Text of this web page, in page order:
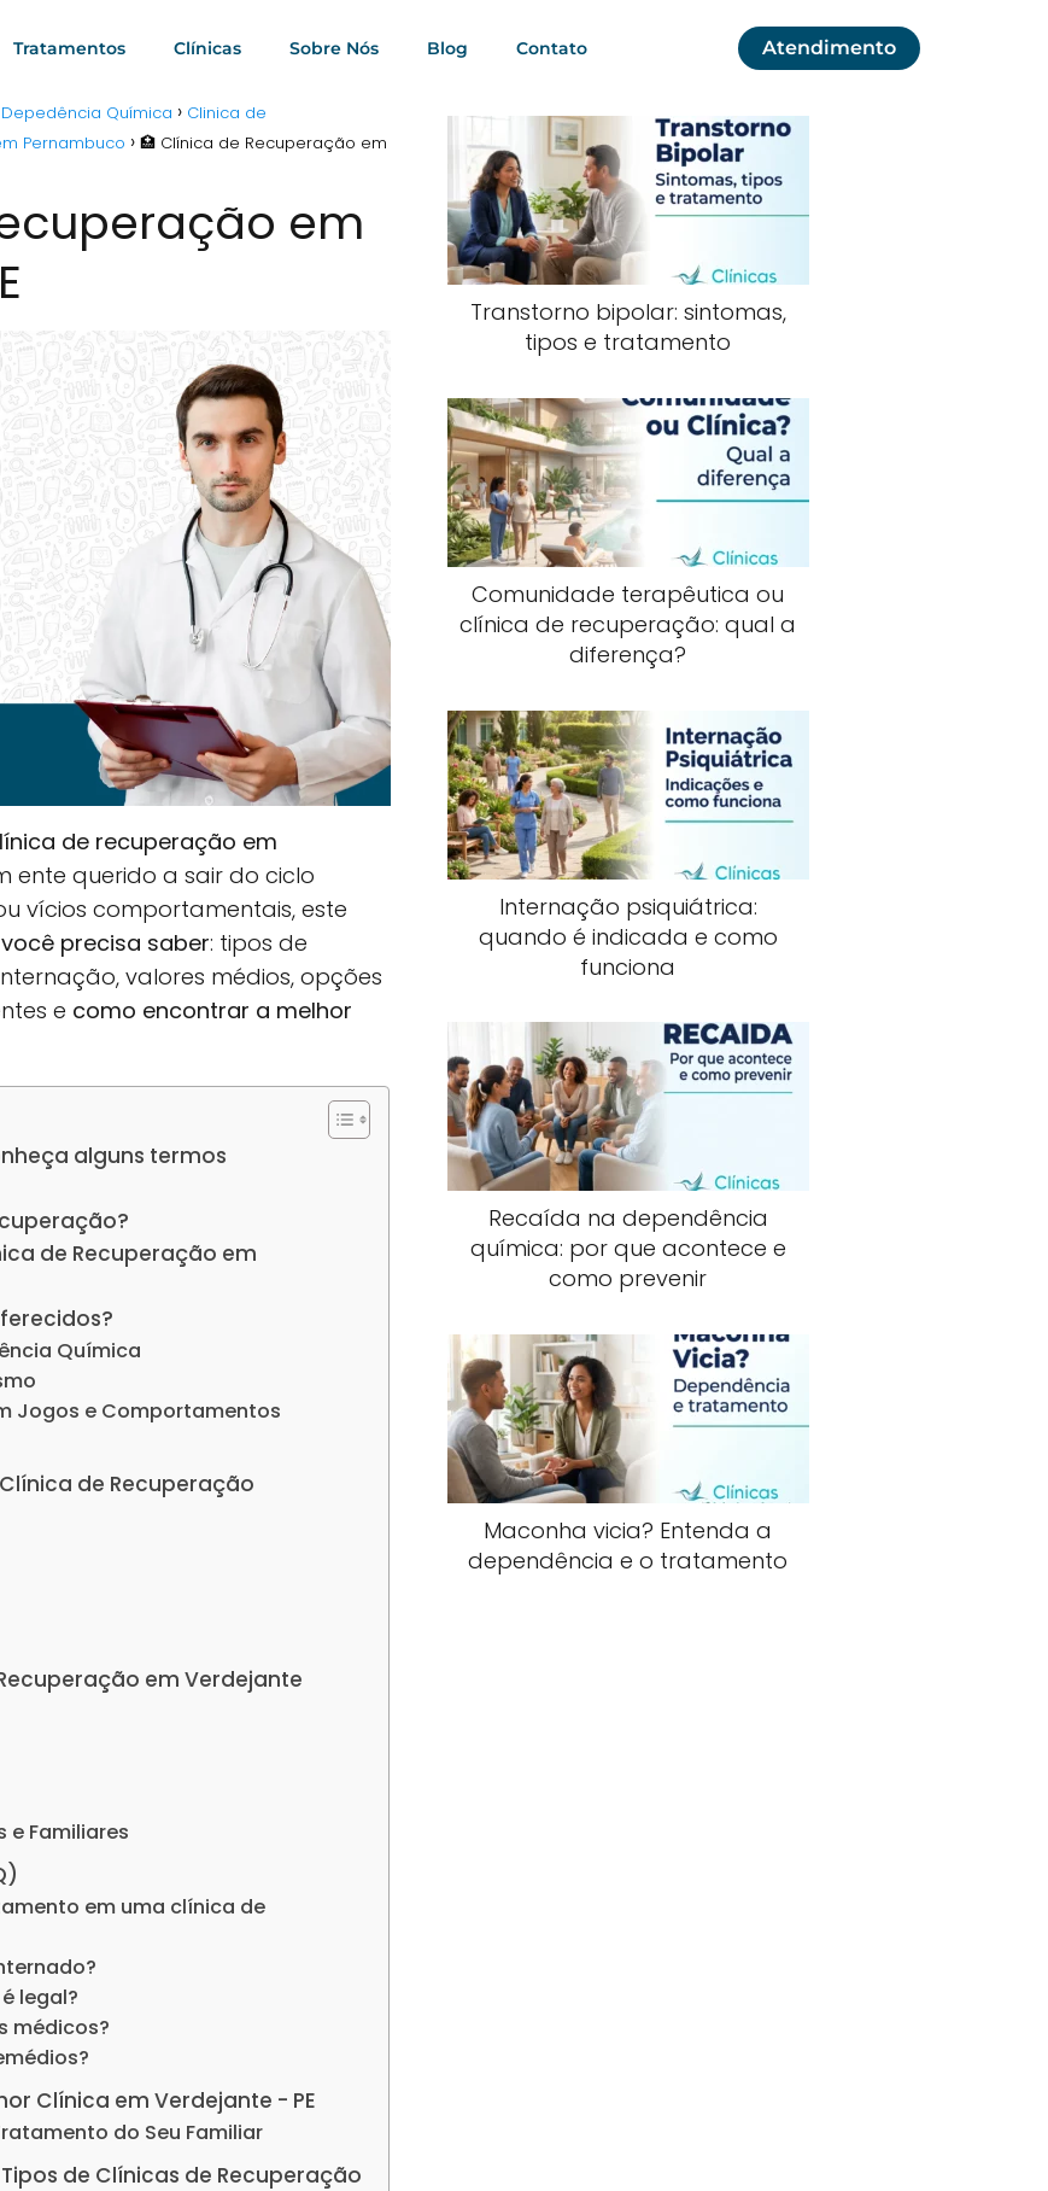
Tratamentos Clínicas Sobre Nós Blog Contato Atendimento
Química
Clinica de
Pernambuco
🏥 Clínica de Recuperação em
em
de recuperação em
ente querido a sair do ciclo
vícios comportamentais, este
precisa saber: tipos de
valores médios, opções
e como encontrar a melhor
alguns termos
de Recuperação em
Química
Jogos e Comportamentos
de Recuperação
em Verdejante
e Familiares
em uma clínica de
legal?
médicos?
Clínica em Verdejante - PE
do Seu Familiar
de Clínicas de Recuperação
Transtorno bipolar: sintomas,
tipos e tratamento
Comunidade terapêutica ou
clínica de recuperação: qual a
diferença?
Internação psiquiátrica:
quando é indicada e como
funciona
Recaída na dependência
química: por que acontece e
como prevenir
Maconha vicia? Entenda a
dependência e o tratamento